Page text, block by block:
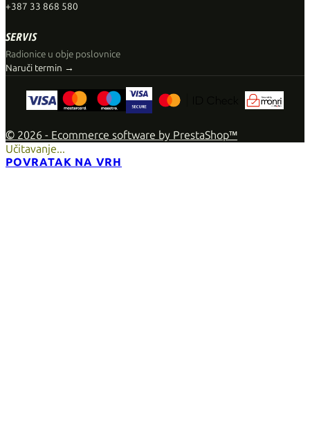
+387 33 868 580
SERVIS
Radionice u obje poslovnice
Naruči termin →
© 2026 - Ecommerce software by PrestaShop™
Učitavanje...
POVRATAK NA VRH